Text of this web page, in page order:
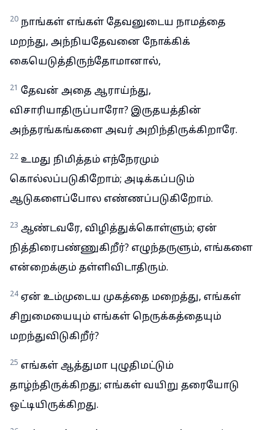
20 நாங்கள் எங்கள் தேவனுடைய நாமத்தை
மறந்து, அந்நியதேவனை நோக்கிக்
கையெடுத்திருந்தோமானால்,
21 தேவன் அதை ஆராய்ந்து,
விசாரியாதிருப்பாரோ? இருதயத்தின்
அந்தரங்கங்களை அவர் அறிந்திருக்கிறாரே.
22 உமது நிமித்தம் எந்நேரமும்
கொல்லப்படுகிறோம்; அடிக்கப்படும்
ஆடுகளைப்போல எண்ணப்படுகிறோம்.
23 ஆண்டவரே, விழித்துக்கொள்ளும்; ஏன்
நித்திரைபண்ணுகிறீர்? எழுந்தருளும், எங்களை
என்றைக்கும் தள்ளிவிடாதிரும்.
24 ஏன் உம்முடைய முகத்தை மறைத்து, எங்கள்
சிறுமையையும் எங்கள் நெருக்கத்தையும்
மறந்துவிடுகிறீர்?
25 எங்கள் ஆத்துமா புழுதிமட்டும்
தாழ்ந்திருக்கிறது; எங்கள் வயிறு தரையோடு
ஒட்டியிருக்கிறது.